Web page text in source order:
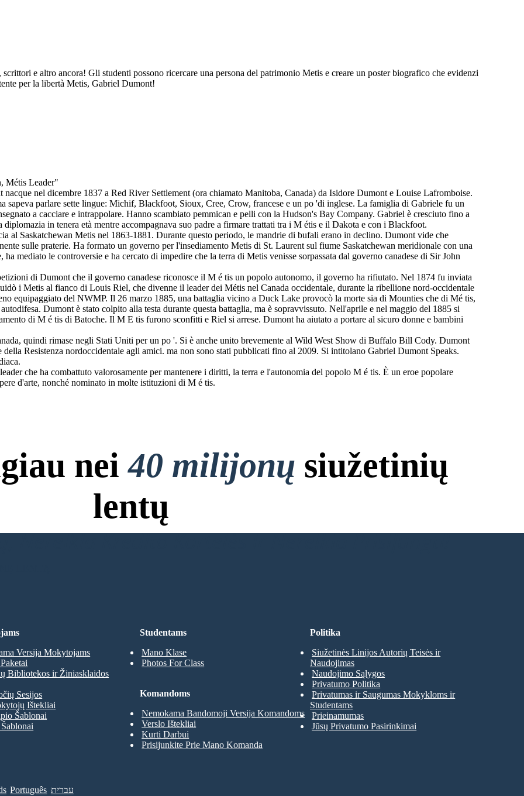
e altro ancora! Gli studenti possono ricercare una persona del patrimonio Metis e creare un poster biografico che evidenzi
per la libertà Metis, Gabriel Dumont!
Métis Leader"
nel dicembre 1837 a Red River Settlement (ora chiamato Manitoba, Canada) da Isidore Dumont e Louise Lafromboise.
sapeva parlare sette lingue: Michif, Blackfoot, Sioux, Cree, Crow, francese e un po 'di inglese. La famiglia di Gabriele fu un
a cacciare e intrappolare. Hanno scambiato pemmican e pelli con la Hudson's Bay Company. Gabriel è cresciuto fino a
in tenera età mentre accompagnava suo padre a firmare trattati tra i M étis e il Dakota e con i Blackfoot.
al Saskatchewan Metis nel 1863-1881. Durante questo periodo, le mandrie di bufali erano in declino. Dumont vide che
sulle praterie. Ha formato un governo per l'insediamento Metis di St. Laurent sul fiume Saskatchewan meridionale con una
mediato le controversie e ha cercato di impedire che la terra di Metis venisse sorpassata dal governo canadese di Sir John
di Dumont che il governo canadese riconosce il M é tis un popolo autonomo, il governo ha rifiutato. Nel 1874 fu inviata
i Metis al fianco di Louis Riel, che divenne il leader dei Métis nel Canada occidentale, durante la ribellione nord-occidentale
equipaggiato del NWMP. Il 26 marzo 1885, una battaglia vicino a Duck Lake provocò la morte sia di Mounties che di Mé tis,
Dumont è stato colpito alla testa durante questa battaglia, ma è sopravvissuto. Nell'aprile e nel maggio del 1885 si
di M é tis di Batoche. Il M E tis furono sconfitti e Riel si arrese. Dumont ha aiutato a portare al sicuro donne e bambini
quindi rimase negli Stati Uniti per un po '. Si è anche unito brevemente al Wild West Show di Buffalo Bill Cody. Dumont
Resistenza nordoccidentale agli amici. ma non sono stati pubblicati fino al 2009. Si intitolano Gabriel Dumont Speaks.
che ha combattuto valorosamente per mantenere i diritti, la terra e l'autonomia del popolo M é tis. È un eroe popolare
d'arte, nonché nominato in molte istituzioni di M é tis.
nei40 milijonų siužetinių
lentų
Nereikia Kredito Kortelės ir Nereikia Prisijungti!
Studentams
Mano Klase
Photos For Class
Versija Mokytojams
Bibliotekos ir Žiniasklaidos
Sesijos
Ištekliai
Šablonai
Komandoms
Nemokama Bandomoji Versija Komandoms
Verslo Ištekliai
Kurti Darbui
Prisijunkite Prie Mano Komanda
Politika
Siužetinės Linijos Autorių Teisės ir
Naudojimas
Naudojimo Sąlygos
Privatumo Politika
Privatumas ir Saugumas Mokykloms ir
Studentams
Prieinamumas
Jūsų Privatumo Pasirinkimai
Português עברית